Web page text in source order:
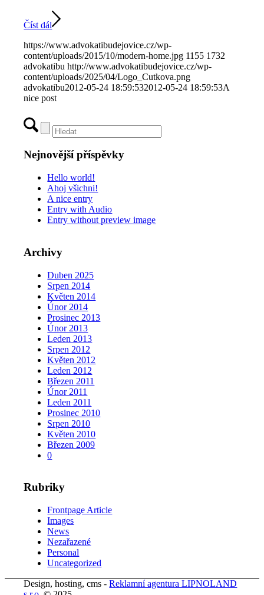
Číst dál
https://www.advokatibudejovice.cz/wp-
content/uploads/2015/10/modern-home.jpg 1155 1732
advokatibu http://www.advokatibudejovice.cz/wp-
content/uploads/2025/04/Logo_Cutkova.png
advokatibu2012-05-24 18:59:532012-05-24 18:59:53A
nice post
Nejnovější příspěvky
Hello world!
Ahoj všichni!
A nice entry
Entry with Audio
Entry without preview image
Archivy
Duben 2025
Srpen 2014
Květen 2014
Únor 2014
Prosinec 2013
Únor 2013
Leden 2013
Srpen 2012
Květen 2012
Leden 2012
Březen 2011
Únor 2011
Leden 2011
Prosinec 2010
Srpen 2010
Květen 2010
Březen 2009
0
Rubriky
Frontpage Article
Images
News
Nezařazené
Personal
Uncategorized
Design, hosting, cms -Reklamní agentura LIPNOLAND